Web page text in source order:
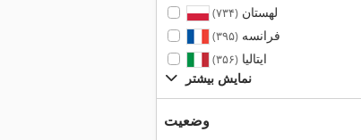
لهستان(۷۳۴)
فرانسه(۳۹۵)
ایتالیا(۳۵۶)
نمایش بیشتر
وضعیت